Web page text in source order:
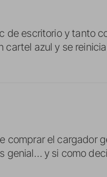
de escritorio y tanto
azul y se
comprar el cargador
genial… y si como